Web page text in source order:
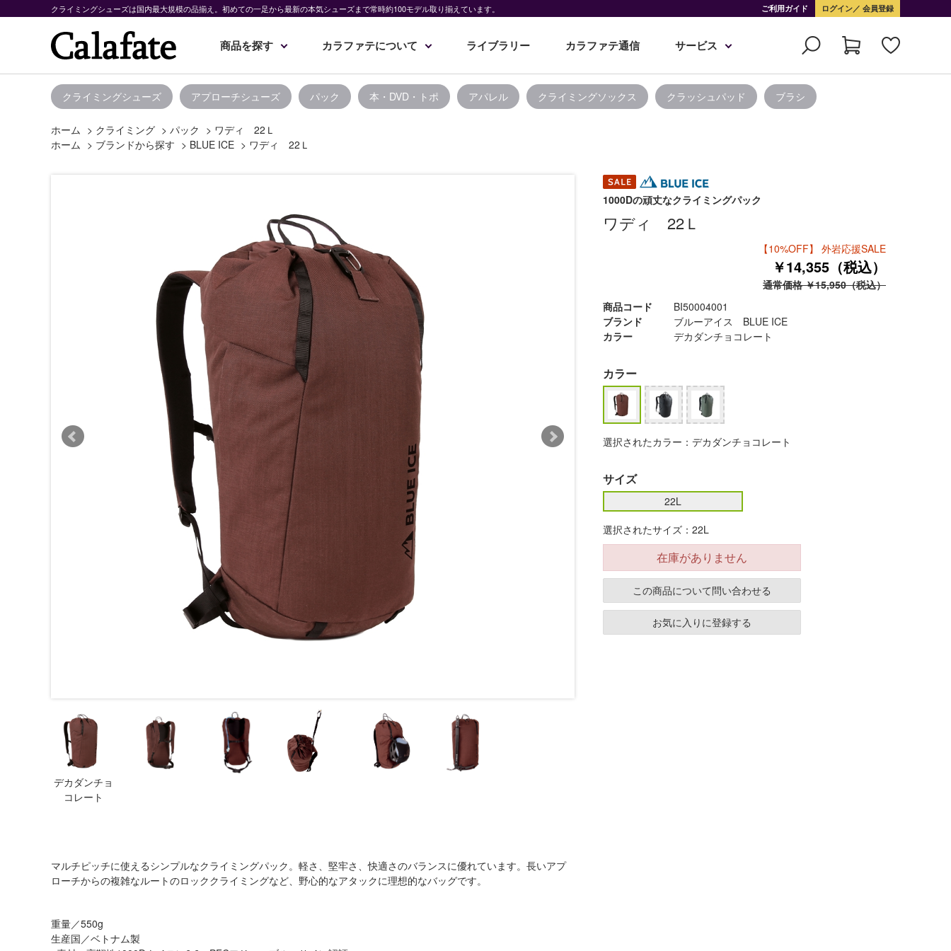
クライミングシューズは国内最大規模の品揃え。初めての一足から最新の本気シューズまで常時約100モデル取り揃えています。 ご利用ガイド ログイン 会員登録
商品を探す カラファテについて ライブラリー カラファテ通信 サービス
クライミングシューズ アプローチシューズ パック 本・DVD・トポ アパレル クライミングソックス クラッシュパッド ブラシ
ホーム > クライミング > パック > ワディ 22Ｌ
ホーム > ブランドから探す > BLUE ICE > ワディ 22Ｌ
デカダンチョ
コレート
マルチピッチに使えるシンプルなクライミングパック。軽さ、堅牢さ、快適さのバランスに優れています。長いアプ
ローチからの複雑なルートのロッククライミングなど、野心的なアタックに理想的なバッグです。
重量／550g
生産国／ベトナム製
1000Dの頑丈なクライミングパック
ワディ 22Ｌ
【10%OFF】 外岩応援SALE
￥14,355（税込）
通常価格 ￥15,950（税込）
商品コード
BI50004001
ブランド
ブルーアイス BLUE ICE
カラー
デカダンチョコレート
カラー
選択されたカラー：デカダンチョコレート
サイズ
22L
選択されたサイズ：22L
在庫がありません
この商品について問い合わせる
お気に入りに登録する